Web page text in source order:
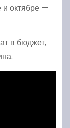
и октябре —
в бюджет,